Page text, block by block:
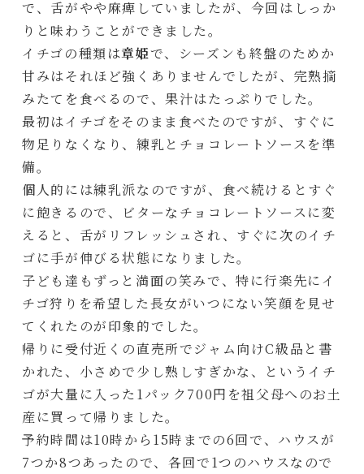
で、舌がやや麻痺していましたが、今回はしっか
りと味わうことができました。
イチゴの種類は章姫で、シーズンも終盤のためか
甘みはそれほど強くありませんでしたが、完熟摘
みたてを食べるので、果汁はたっぷりでした。
最初はイチゴをそのまま食べたのですが、すぐに
物足りなくなり、練乳とチョコレートソースを準
備。
個人的には練乳派なのですが、食べ続けるとすぐ
に飽きるので、ビターなチョコレートソースに変
えると、舌がリフレッシュされ、すぐに次のイチ
ゴに手が伸びる状態になりました。
子ども達もずっと満面の笑みで、特に行楽先にイ
チゴ狩りを希望した長女がいつにない笑顔を見せ
てくれたのが印象的でした。
帰りに受付近くの直売所でジャム向けC級品と書
かれた、小さめで少し熟しすぎかな、というイチ
ゴが大量に入った1パック700円を祖父母へのお土
産に買って帰りました。
予約時間は10時から15時までの6回で、ハウスが
7つか8つあったので、各回で1つのハウスなので